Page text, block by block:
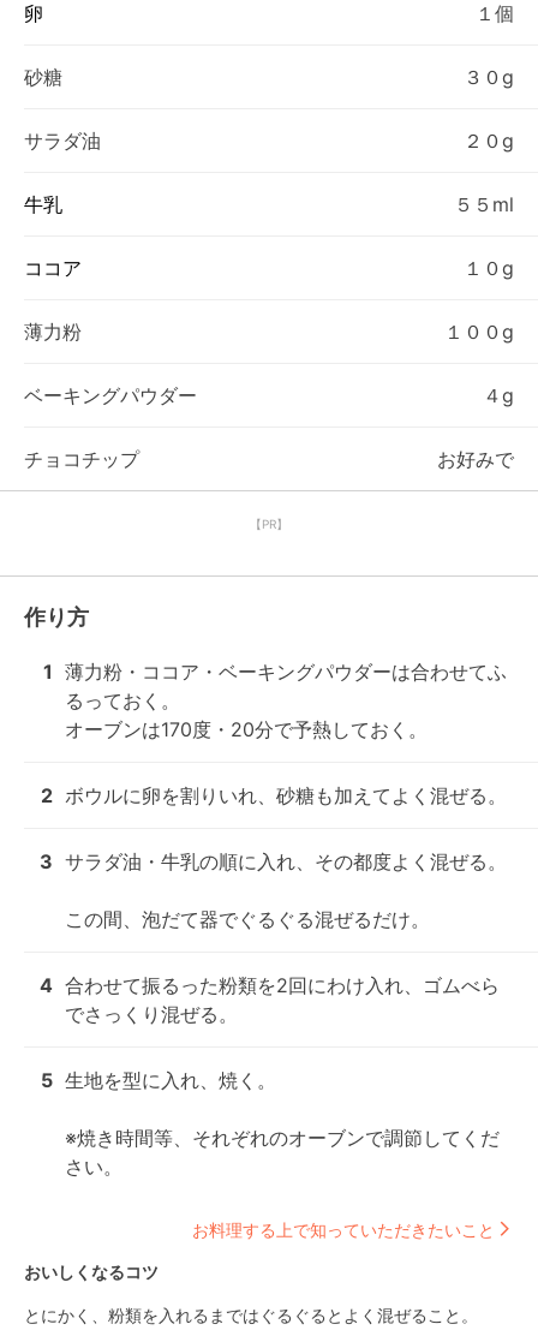
卵 １個
砂糖 ３０g
サラダ油 ２０g
牛乳 ５５ml
ココア １０g
薄力粉 １００g
ベーキングパウダー ４g
チョコチップ お好みで
【PR】
作り方
1 薄力粉・ココア・ベーキングパウダーは合わせてふ
るっておく。
オーブンは170度・20分で予熱しておく。
2 ボウルに卵を割りいれ、砂糖も加えてよく混ぜる。
3 サラダ油・牛乳の順に入れ、その都度よく混ぜる。
この間、泡だて器でぐるぐる混ぜるだけ。
4 合わせて振るった粉類を2回にわけ入れ、ゴムべら
でさっくり混ぜる。
5 生地を型に入れ、焼く。
※焼き時間等、それぞれのオーブンで調節してくだ
さい。
お料理する上で知っていただきたいこと
おいしくなるコツ
とにかく、粉類を入れるまではぐるぐるとよく混ぜること。